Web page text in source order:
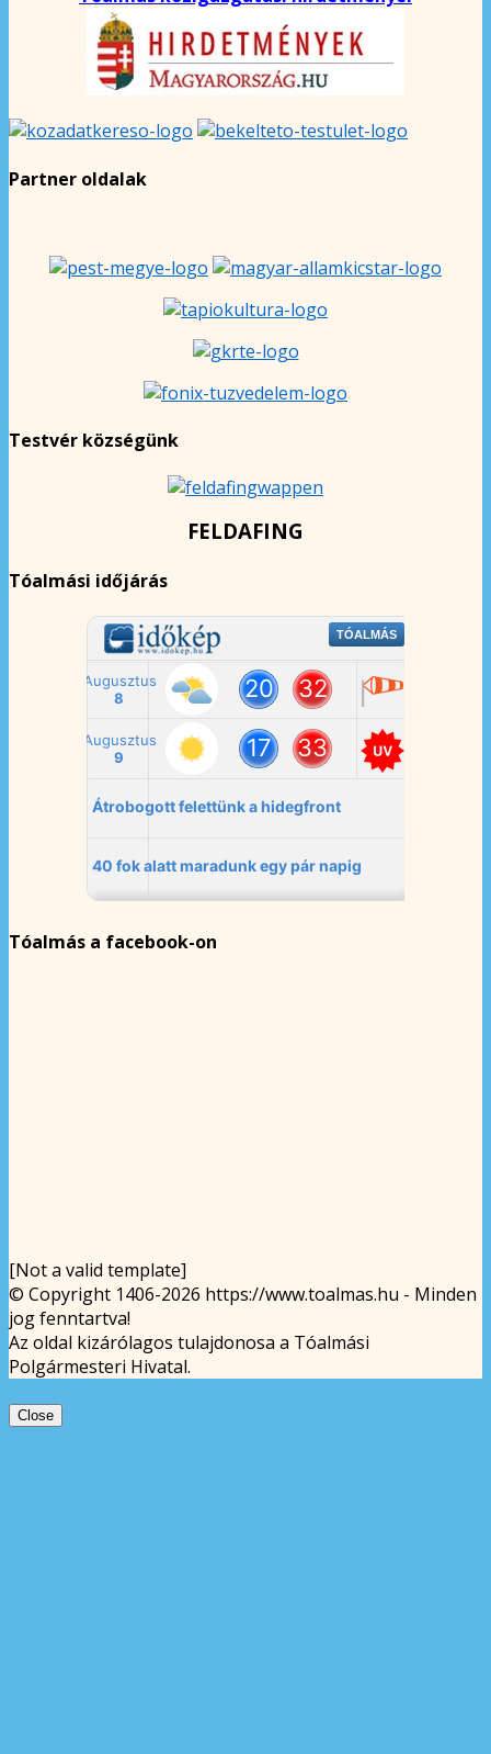
Partner oldalak
Testvér községünk
FELDAFING
Tóalmási időjárás
Tóalmás a facebook-on
[Not a valid template]
© Copyright 1406-2026 https://www.toalmas.hu - Minden
jog fenntartva!
Az oldal kizárólagos tulajdonosa a Tóalmási
Polgármesteri Hivatal.
Close